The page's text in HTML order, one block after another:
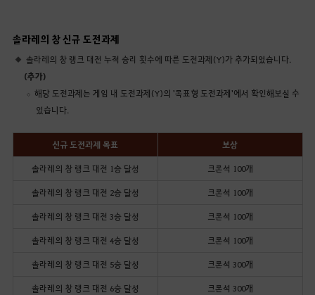
솔라레의 창 신규 도전과제
솔라레의 창 랭크 대전 누적 승리 횟수에 따른 도전과제(Y)가 추가되었습니다.
(추가)
해당 도전과제는 게임 내 도전과제(Y)의 '목표형 도전과제'에서 확인해보실 수
있습니다.
신규 도전과제 목표 보상
솔라레의 창 랭크 대전 1승 달성 크론석 100개
솔라레의 창 랭크 대전 2승 달성 크론석 100개
솔라레의 창 랭크 대전 3승 달성 크론석 100개
솔라레의 창 랭크 대전 4승 달성 크론석 100개
솔라레의 창 랭크 대전 5승 달성 크론석 300개
솔라레의 창 랭크 대전 6승 달성 크론석 300개